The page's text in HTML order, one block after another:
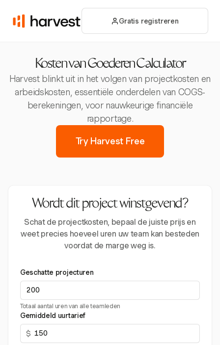
Gratis registreren
Kosten van Goederen Calculator
Harvest blinkt uit in het volgen van projectkosten en
arbeidskosten, essentiële onderdelen van COGS-
berekeningen, voor nauwkeurige financiële
rapportage.
Try Harvest Free
Wordt dit project winstgevend?
Schat de projectkosten, bepaal de juiste prijs en
weet precies hoeveel uren uw team kan besteden
voordat de marge weg is.
Geschatte projecturen
Totaal aantal uren van alle teamleden
Gemiddeld uurtarief
$